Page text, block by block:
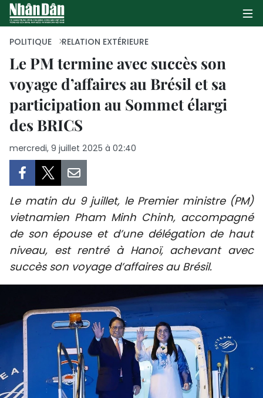
PAGE D'ACCUEIL
POLITIQUE
CULTURE
TOURISME
ENVIRONNEMENT
SPORT
FRANCOPHONIE
PAYS NATAL
INTERNATIONAL
MÉGASTORIE
POLITIQUE RELATION EXTÉRIEURE
Le PM termine avec succès son
voyage d’affaires au Brésil et sa
participation au Sommet élargi
des BRICS
mercredi, 9 juillet 2025 à 02:40
Le matin du 9 juillet, le Premier ministre (PM)
vietnamien Pham Minh Chinh, accompagné
de son épouse et d’une délégation de haut
niveau, est rentré à Hanoï, achevant avec
succès son voyage d’affaires au Brésil.